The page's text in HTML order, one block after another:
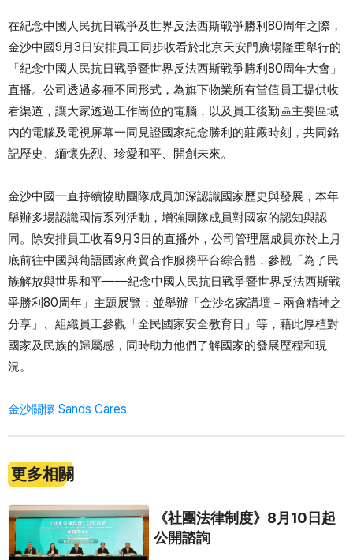
在紀念中國人民抗日戰爭及世界反法西斯戰爭勝利80周年之際，
金沙中國9月3日安排員工同步收看於北京天安門廣場隆重舉行的
「紀念中國人民抗日戰爭暨世界反法西斯戰爭勝利80周年大會」
直播。公司透過多種不同形式，為旗下物業所有當值員工提供收
看渠道，讓大家透過工作崗位的電腦，以及員工後勤區主要區域
內的電腦及電視屏幕一同見證國家紀念勝利的莊嚴時刻，共同銘
記歷史、緬懷先烈、珍愛和平、開創未來。
金沙中國一直持續協助團隊成員加深認識國家歷史與發展，本年
舉辦多場認識國情系列活動，增強團隊成員對國家的認知與認
同。除安排員工收看9月3日的直播外，公司管理層成員亦於上月
底前往中國與葡語國家商貿合作服務平台綜合體，參觀「為了民
族解放與世界和平——紀念中國人民抗日戰爭暨世界反法西斯戰
爭勝利80周年」主題展覽；並舉辦「金沙名家講壇－兩會精神之
分享」、組織員工參觀「全民國家安全教育日」等，藉此厚植對
國家及民族的歸屬感，同時助力他們了解國家的發展歷程和現
況。
金沙關懷 Sands Cares
更多相關
《社團法律制度》8月10日起
公開諮詢